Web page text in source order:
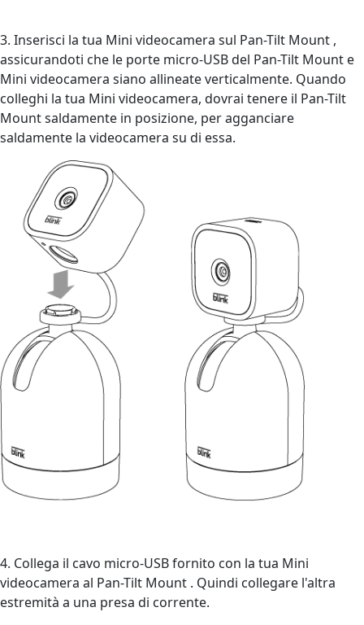
3. Inserisci la tua Mini videocamera sul Pan-Tilt Mount ,
assicurandoti che le porte micro-USB del Pan-Tilt Mount e
Mini videocamera siano allineate verticalmente. Quando
colleghi la tua Mini videocamera, dovrai tenere il Pan-Tilt
Mount saldamente in posizione, per agganciare
saldamente la videocamera su di essa.
4. Collega il cavo micro-USB fornito con la tua Mini
videocamera al Pan-Tilt Mount . Quindi collegare l'altra
estremità a una presa di corrente.